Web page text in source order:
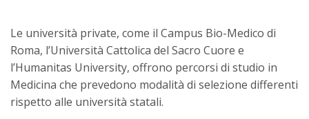
Le università private, come il Campus Bio-Medico di
Roma, l’Università Cattolica del Sacro Cuore e
l’Humanitas University, offrono percorsi di studio in
Medicina che prevedono modalità di selezione differenti
rispetto alle università statali.